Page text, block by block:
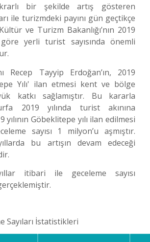
bir şekilde artış gösteren
ile turizmdeki payını gün geçtikçe
ve Turizm Bakanlığı’nın 2019
yerli turist sayısında önemli
Recep Tayyip Erdoğan’ın, 2019
Yılı' ilan etmesi kent ve bölge
katkı sağlamıştır. Bu kararla
2019 yılında turist akınına
yılının Göbeklitepe yılı ilan edilmesi
sayısı 1 milyon’u aşmıştır.
bu artışın devam edeceği
itibari ile geceleme sayısı
Sayıları İstatistikleri